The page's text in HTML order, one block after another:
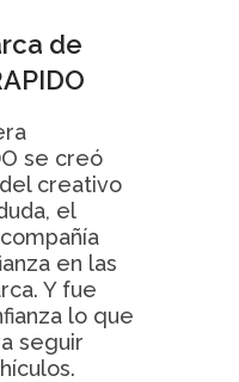
de
se creó
creativo
el
en las
Y fue
lo que
seguir